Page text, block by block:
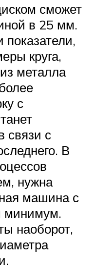
сможет
в 25 мм.
показатели,
круга,
металла
с
связи с
В
нужна
машина с
минимум.
наоборот,